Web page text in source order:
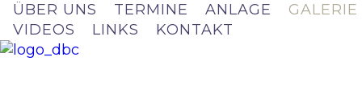
ÜBER UNS TERMINE ANLAGE
GALERIE
VIDEOS
LINKS KONTAKT